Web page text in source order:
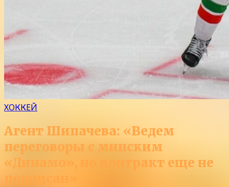
ХОККЕЙ
Агент Шипачева: «Ведем
переговоры с минским
«Динамо», но контракт еще не
подписан»